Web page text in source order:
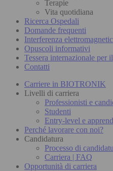
Terapie
Vita quotidiana
Ricerca Ospedali
Domande frequenti
Interferenza
Opuscoli informativi
Tessera internazionale per
Contatti
Carriere in BIOTRONIK
Livelli di carriera
Professionisti e
Studenti
Entry-level e
Perché lavorare con noi?
Candidatura
Processo di
Carriera | FAQ
Opportunità di carriera